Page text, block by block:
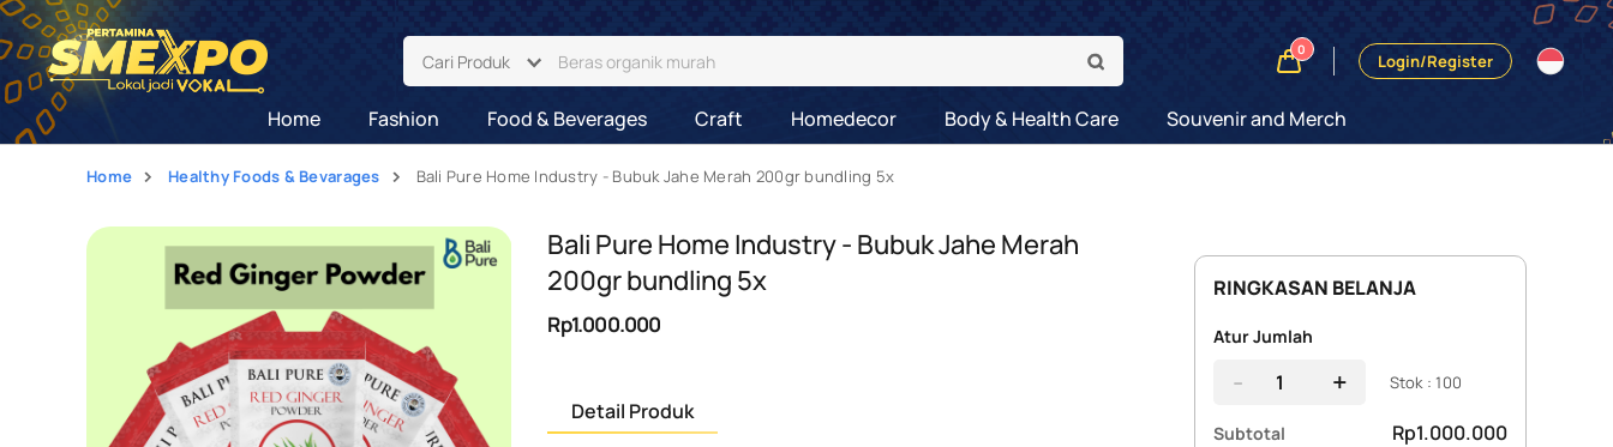
Cari Produk
0
Login/Register
Home Fashion Food & Beverages Craft Homedecor Body & Health Care Souvenir and Merch
Home Healthy Foods & Bevarages Bali Pure Home Industry - Bubuk Jahe Merah 200gr bundling 5x
Bali Pure Home Industry - Bubuk Jahe Merah
200gr bundling 5x
Rp1.000.000
Detail Produk
RINGKASAN BELANJA
Atur Jumlah
- + Stok : 100
Subtotal Rp1.000.000